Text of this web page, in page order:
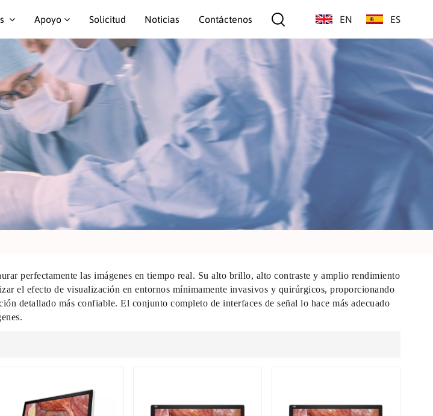
Apoyo Solicitud Noticias Contáctenos EN ES
perfectamente las imágenes en tiempo real. Su alto brillo, alto contraste y amplio rendimiento
el efecto de visualización en entornos mínimamente invasivos y quirúrgicos, proporcionando
detallado más confiable. El conjunto completo de interfaces de señal lo hace más adecuado